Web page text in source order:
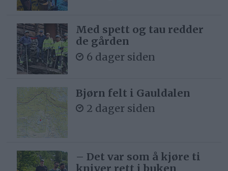
Med spett og tau redder
de gården
6 dager siden
Bjørn felt i Gauldalen
2 dager siden
– Det var som å kjøre ti
kniver rett i buken